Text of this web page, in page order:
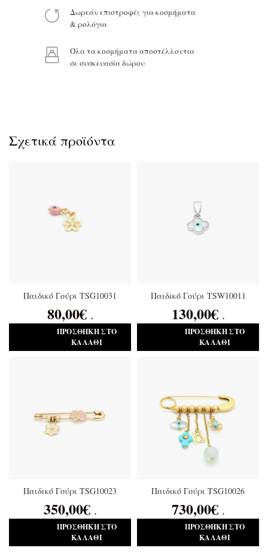
Δωρεάν επιστροφές για κοσμήματα
& ρολόγια
Όλα τα κοσμήματα αποστέλλονται
σε συσκευασία δώρου
Σχετικά προϊόντα
Παιδικό Γούρι TSG10031
80,00€ .
ΠΡΟΣΘΉΚΗ ΣΤΟ
ΚΑΛΆΘΙ
Παιδικό Γούρι TSW10011
130,00€ .
ΠΡΟΣΘΉΚΗ ΣΤΟ
ΚΑΛΆΘΙ
Παιδικό Γούρι TSG10023
350,00€ .
ΠΡΟΣΘΉΚΗ ΣΤΟ
ΚΑΛΆΘΙ
Παιδικό Γούρι TSG10026
730,00€ .
ΠΡΟΣΘΉΚΗ ΣΤΟ
ΚΑΛΆΘΙ